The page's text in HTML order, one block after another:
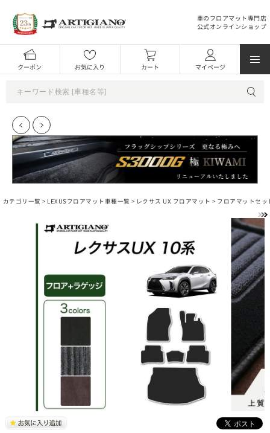
車のフロアマット専門店
公式オンラインショップ
クーポン お気に入り カート マイページ
カテゴリ一覧 > LEXUSフロアマット車種一覧 > レクサス UX フロアマット > フロアマットセッ